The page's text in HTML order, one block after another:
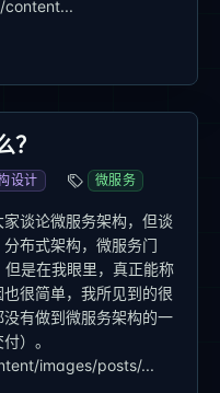
？
设计 微服务
谈论微服务架构，但谈
布式架构，微服务门
是在我眼里，真正能称
很简单，我所见到的很
有做到微服务架构的一
）。
images/posts/...